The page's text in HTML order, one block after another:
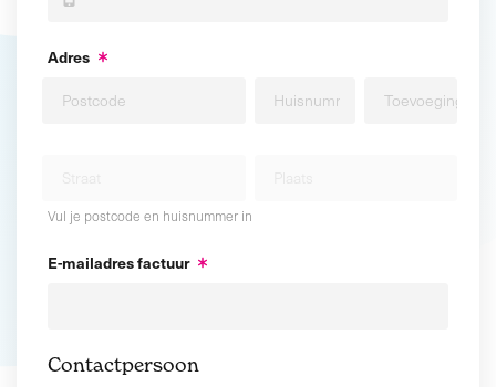
Adres
Vul je postcode en huisnummer in
E-mailadres factuur
Contactpersoon